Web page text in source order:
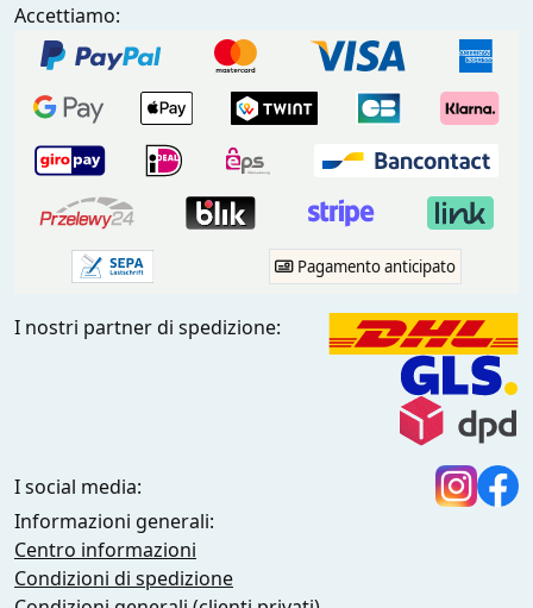
Accettiamo:
Pagamento anticipato
I nostri partner di spedizione:
I social media:
Informazioni generali:
Centro informazioni
Condizioni di spedizione